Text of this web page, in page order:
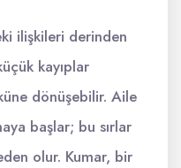
ilişkileri derinden
kayıplar
dönüşebilir. Aile
başlar; bu sırlar
olur. Kumar, bir